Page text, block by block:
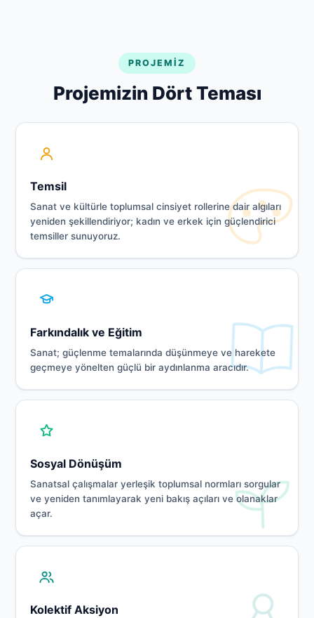
PROJEMIZ
Projemizin Dört Teması
Temsil
Sanat ve kültürle toplumsal cinsiyet rollerine dair algıları
yeniden şekillendiriyor; kadın ve erkek için güçlendirici
temsiller sunuyoruz.
Farkındalık ve Eğitim
Sanat; güçlenme temalarında düşünmeye ve harekete
geçmeye yönelten güçlü bir aydınlanma aracıdır.
Sosyal Dönüşüm
Sanatsal çalışmalar yerleşik toplumsal normları sorgular
ve yeniden tanımlayarak yeni bakış açıları ve olanaklar
açar.
Kolektif Aksiyon